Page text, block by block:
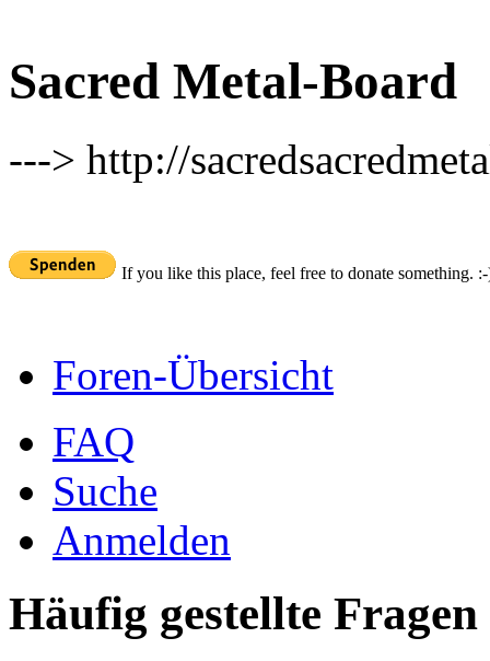
Sacred Metal-Board
---> http://
If you like this place, feel free to donate something.
Foren-Übersicht
FAQ
Suche
Anmelden
Häufig gestellte Fragen